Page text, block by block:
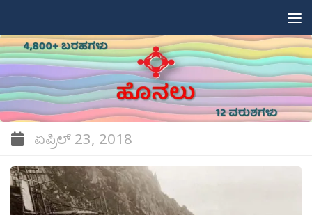
ಏಪ್ರಿಲ್ 23, 2018